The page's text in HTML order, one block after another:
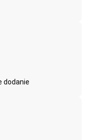
dodanie